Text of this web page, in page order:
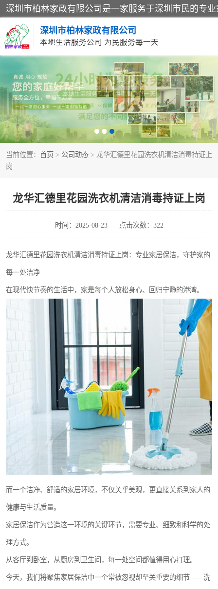
深圳市柏林家政有限公司
本地生活服务公司 为民服务每一天
当前位置： 首页 > 公司动态 > 龙华汇德里花园洗衣机清洁消毒持证上
岗
龙华汇德里花园洗衣机清洁消毒持证上岗
时间：2025-08-23 点击次数：322
龙华汇德里花园洗衣机清洁消毒持证上岗：专业家居保洁，守护家的
每一处洁净
在现代快节奏的生活中，家是每个人放松身心、回归宁静的港湾。
而一个洁净、舒适的家居环境，不仅关乎美观，更直接关系到家人的
健康与生活质量。
家居保洁作为营造这一环境的关键环节，需要专业、细致和科学的处
理方式。
从客厅到卧室，从厨房到卫生间，每一处空间都值得用心打理。
今天，我们将聚焦家居保洁中一个常被忽视却至关重要的细节——洗
家居保洁
家庭保姆